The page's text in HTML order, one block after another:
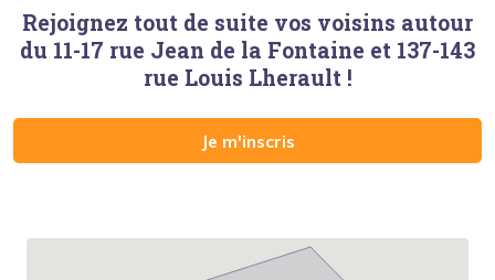
Rejoignez tout de suite vos voisins autour
du 11-17 rue Jean de la Fontaine et 137-143
rue Louis Lherault !
Je m'inscris